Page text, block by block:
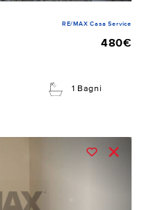
RE/MAX Casa Service
480€
1 Bagni